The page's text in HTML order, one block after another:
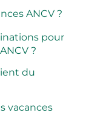
ANCV ?
pour
?
du
vacances